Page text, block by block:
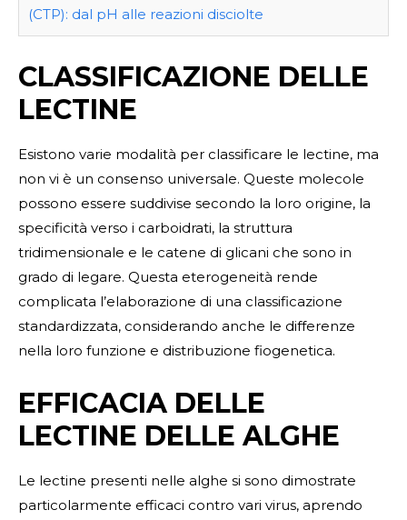
(CTP): dal pH alle reazioni disciolte
CLASSIFICAZIONE DELLE
LECTINE
Esistono varie modalità per classificare le lectine, ma
non vi è un consenso universale. Queste molecole
possono essere suddivise secondo la loro origine, la
specificità verso i carboidrati, la struttura
tridimensionale e le catene di glicani che sono in
grado di legare. Questa eterogeneità rende
complicata l’elaborazione di una classificazione
standardizzata, considerando anche le differenze
nella loro funzione e distribuzione fiogenetica.
EFFICACIA DELLE
LECTINE DELLE ALGHE
Le lectine presenti nelle alghe si sono dimostrate
particolarmente efficaci contro vari virus, aprendo